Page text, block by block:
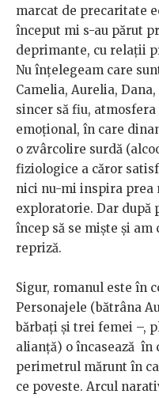
marcat de precaritate
început mi s-au părut
deprimante, cu relații
Nu înțelegeam care
Camelia, Aurelia,
sincer să fiu,
emoțional, în care
o zvârcolire surdă
fiziologice a căror
nici nu-mi inspira prea
exploratorie. Dar după
încep să se miște și
repriză.
Sigur, romanul este în
Personajele (bătrâna
bărbați și trei femei –,
alianță) o încasează în
perimetrul mărunt în
ce poveste. Arcul